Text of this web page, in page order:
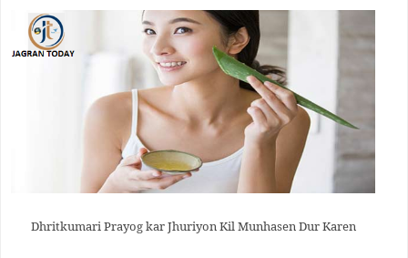
Dhritkumari Prayog kar Jhuriyon Kil Munhasen Dur Karen